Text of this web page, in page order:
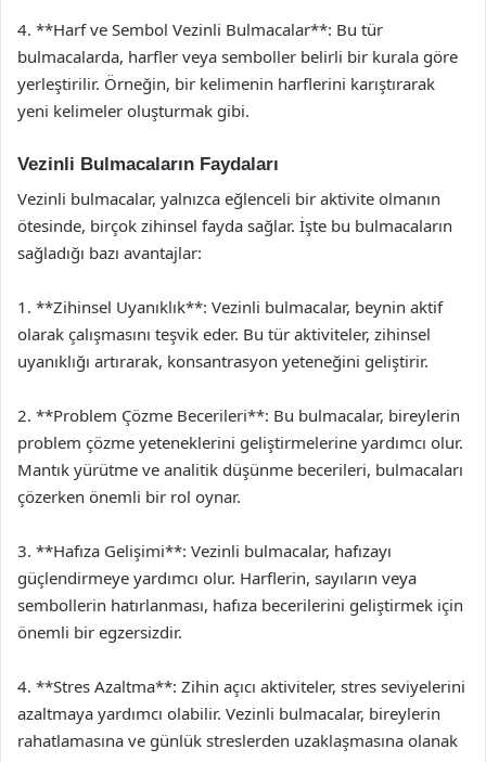
4. **Harf ve Sembol Vezinli Bulmacalar**: Bu tür
bulmacalarda, harfler veya semboller belirli bir kurala göre
yerleştirilir. Örneğin, bir kelimenin harflerini karıştırarak
yeni kelimeler oluşturmak gibi.
Vezinli Bulmacaların Faydaları
Vezinli bulmacalar, yalnızca eğlenceli bir aktivite olmanın
ötesinde, birçok zihinsel fayda sağlar. İşte bu bulmacaların
sağladığı bazı avantajlar:
1. **Zihinsel Uyanıklık**: Vezinli bulmacalar, beynin aktif
olarak çalışmasını teşvik eder. Bu tür aktiviteler, zihinsel
uyanıklığı artırarak, konsantrasyon yeteneğini geliştirir.
2. **Problem Çözme Becerileri**: Bu bulmacalar, bireylerin
problem çözme yeteneklerini geliştirmelerine yardımcı olur.
Mantık yürütme ve analitik düşünme becerileri, bulmacaları
çözerken önemli bir rol oynar.
3. **Hafıza Gelişimi**: Vezinli bulmacalar, hafızayı
güçlendirmeye yardımcı olur. Harflerin, sayıların veya
sembollerin hatırlanması, hafıza becerilerini geliştirmek için
önemli bir egzersizdir.
4. **Stres Azaltma**: Zihin açıcı aktiviteler, stres seviyelerini
azaltmaya yardımcı olabilir. Vezinli bulmacalar, bireylerin
rahatlamasına ve günlük streslerden uzaklaşmasına olanak